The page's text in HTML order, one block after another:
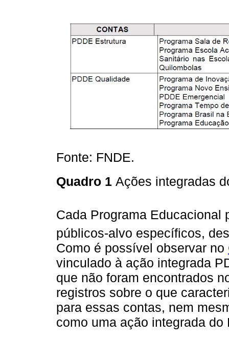
Fonte: FNDE.
Quadro 1 Ações integradas
Cada Programa Educacional
públicos-alvo específicos,
Como é possível observar no
vinculado à ação integrada
que não foram encontrados
registros sobre o que
para essas contas, nem
como uma ação integrada do